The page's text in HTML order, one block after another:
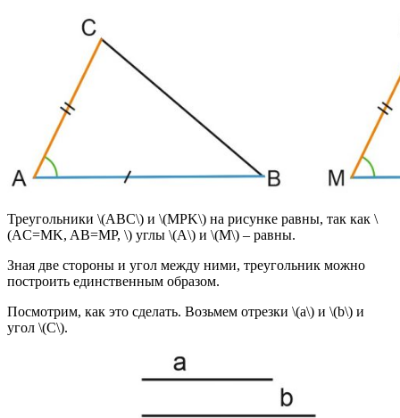
Треугольники \(ABC\) и \(MPK\) на рисунке равны, так как \
(AC=MK, AB=MP, \) углы \(A\) и \(M\) – равны.
Зная две стороны и угол между ними, треугольник можно
построить единственным образом.
Посмотрим, как это сделать. Возьмем отрезки \(a\) и \(b\) и
угол \(C\).